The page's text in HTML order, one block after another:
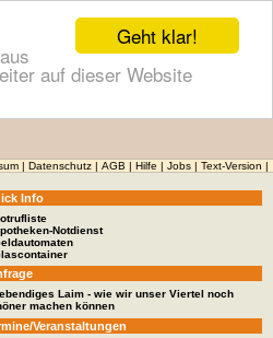
Geht klar!
auf dieser Website
Datenschutz AGB Hilfe Jobs Text-Version
Info
Notdienst
Laim - wie wir unser Viertel noch
machen können
Veranstaltungen